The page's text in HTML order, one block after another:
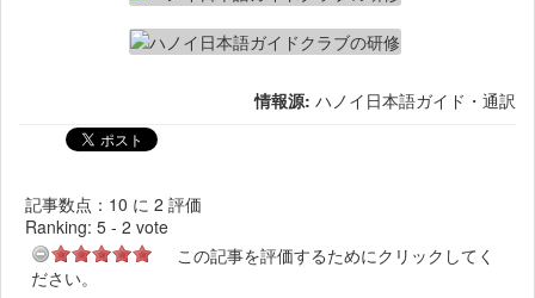
情報源: ハノイ日本語ガイド・通訳
記事数点：10 に 2 評価
Ranking: 5 - 2 vote
この記事を評価するためにクリックしてく
ださい。